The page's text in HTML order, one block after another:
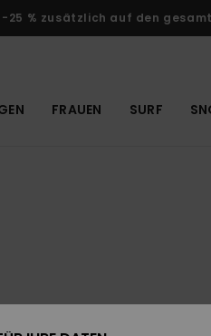
-25 % zusätzlich auf den
FRAUEN SURF